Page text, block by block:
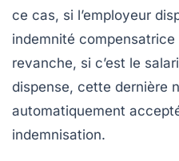
ce cas, si l’employeur
indemnité compensatrice
revanche, si c’est le
dispense, cette dernière
automatiquement
indemnisation.